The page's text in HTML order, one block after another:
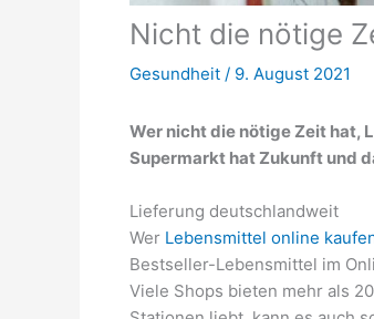
Nicht die nötige
Gesundheit / 9. August 2021
Wer nicht die nötige Zeit hat,
Supermarkt hat Zukunft und
Lieferung deutschlandweit
Wer Lebensmittel online
Bestseller-Lebensmittel im
Viele Shops bieten mehr als